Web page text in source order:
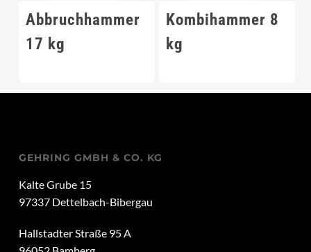
Abbruchhammer
17 kg
Kombihammer 8
kg
GEHRING GMBH & CO. KG
Kalte Grube 15
97337 Dettelbach-Bibergau
Hallstadter Straße 95 A